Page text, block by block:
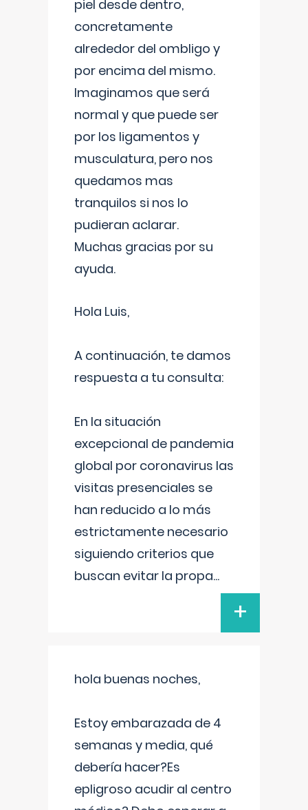
piel desde dentro,
concretamente
alrededor del ombligo y
por encima del mismo.
Imaginamos que será
normal y que puede ser
por los ligamentos y
musculatura, pero nos
quedamos mas
tranquilos si nos lo
pudieran aclarar.
Muchas gracias por su
ayuda.
Hola Luis,
A continuación, te damos
respuesta a tu consulta:
En la situación
excepcional de pandemia
global por coronavirus las
visitas presenciales se
han reducido a lo más
estrictamente necesario
siguiendo criterios que
buscan evitar la propa...
+
hola buenas noches,
Estoy embarazada de 4
semanas y media, qué
debería hacer?Es
epligroso acudir al centro